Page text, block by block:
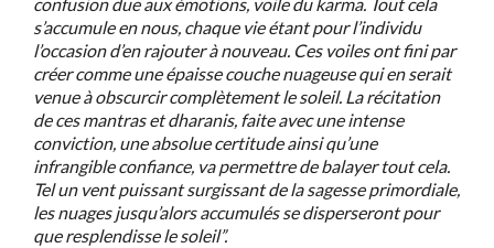
s’accumule en nous, chaque vie étant pour l’individu
l’occasion d’en rajouter à nouveau. Ces voiles ont fini par
créer comme une épaisse couche nuageuse qui en serait
venue à obscurcir complètement le soleil. La récitation
de ces mantras et dharanis, faite avec une intense
conviction, une absolue certitude ainsi qu’une
infrangible confiance, va permettre de balayer tout cela.
Tel un vent puissant surgissant de la sagesse primordiale,
les nuages jusqu’alors accumulés se disperseront pour
que resplendisse le soleil”.